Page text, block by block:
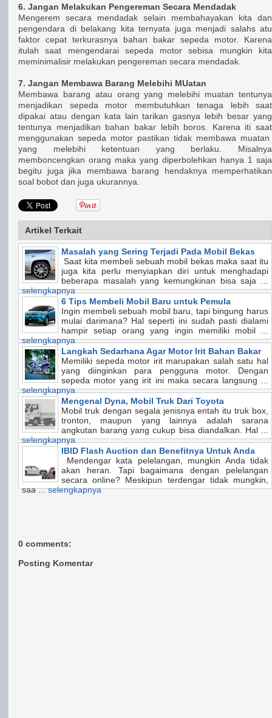
6. Jangan Melakukan Pengereman Secara Mendadak
Mengerem secara mendadak selain membahayakan kita dan
pengendara di belakang kita ternyata juga menjadi salahs atu
faktor cepat terkurasnya bahan bakar sepeda motor. Karena
itulah saat mengendarai sepeda motor sebisa mungkin kita
meminimalisir melakukan pengereman secara mendadak.
7. Jangan Membawa Barang Melebihi MUatan
Membawa barang atau orang yang melebihi muatan tentunya
menjadikan sepeda motor membutuhkan tenaga lebih saat
dipakai atau dengan kata lain tarikan gasnya lebih besar yang
tentunya menjadikan bahan bakar lebih boros. Karena iti saat
menggunakan sepeda motor pastikan tidak membawa muatan
yang melebihi ketentuan yang berlaku. Misalnya
memboncengkan orang maka yang diperbolehkan hanya 1 saja
begitu juga jika membawa barang hendaknya memperhatikan
soal bobot dan juga ukurannya.
Artikel Terkait
Masalah yang Sering Terjadi Pada Mobil Bekas
Saat kita membeli sebuah mobil bekas maka saat itu
juga kita perlu menyiapkan diri untuk menghadapi
beberapa masalah yang kemungkinan bisa saja ...
selengkapnya
6 Tips Membeli Mobil Baru untuk Pemula
Ingin membeli sebuah mobil baru, tapi bingung harus
mulai darimana? Hal seperti ini sudah pasti dialami
hampir setiap orang yang ingin memiliki mobil ...
selengkapnya
Langkah Sedarhana Agar Motor Irit Bahan Bakar
Memiliki sepeda motor irit marupakan salah satu hal
yang diinginkan para pengguna motor. Dengan
sepeda motor yang irit ini maka secara langsung ...
selengkapnya
Mengenal Dyna, Mobil Truk Dari Toyota
Mobil truk dengan segala jenisnya entah itu truk box,
tronton, maupun yang lainnya adalah sarana
angkutan barang yang cukup bisa diandalkan. Hal ...
selengkapnya
IBID Flash Auction dan Benefitnya Untuk Anda
Mendengar kata pelelangan, mungkin Anda tidak
akan heran. Tapi bagaimana dengan pelelangan
secara online? Meskipun terdengar tidak mungkin,
saa ...selengkapnya
0 comments:
Posting Komentar